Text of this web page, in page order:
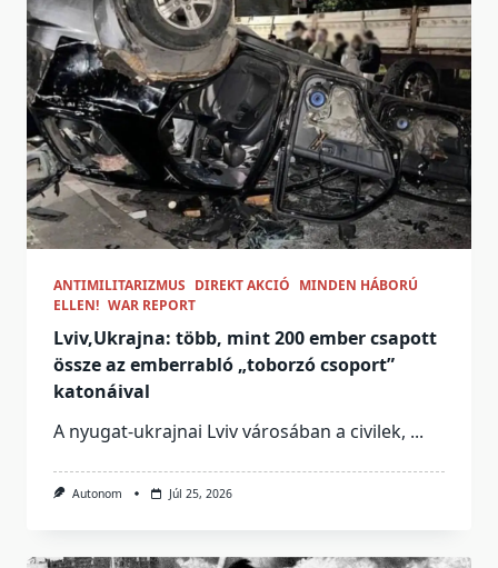
ANTIMILITARIZMUS DIREKT AKCIÓ MINDEN HÁBORÚ
ELLEN! WAR REPORT
Lviv,Ukrajna: több, mint 200 ember csapott
össze az emberrabló „toborzó csoport”
katonáival
A nyugat-ukrajnai Lviv városában a civilek, ...
Autonom Júl 25, 2026